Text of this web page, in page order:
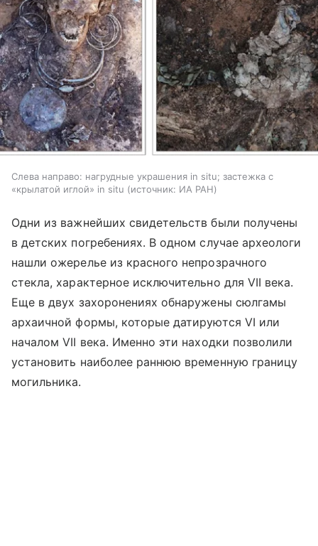
Слева направо: нагрудные украшения in situ; застежка с
«крылатой иглой» in situ
источник: ИА РАН
Одни из важнейших свидетельств были получены
в детских погребениях. В одном случае археологи
нашли ожерелье из красного непрозрачного
стекла, характерное исключительно для VII века.
Еще в двух захоронениях обнаружены сюлгамы
архаичной формы, которые датируются VI или
началом VII века. Именно эти находки позволили
установить наиболее раннюю временную границу
могильника.